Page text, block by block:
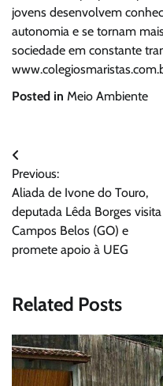
jovens desenvolvem
autonomia e se tornam
sociedade em constante
Posted in Meio Ambiente
Navegação
de
Post
Previous:
Aliada de Ivone do Touro,
deputada Lêda Borges visita
Campos Belos (GO) e
promete apoio à UEG
Related Posts